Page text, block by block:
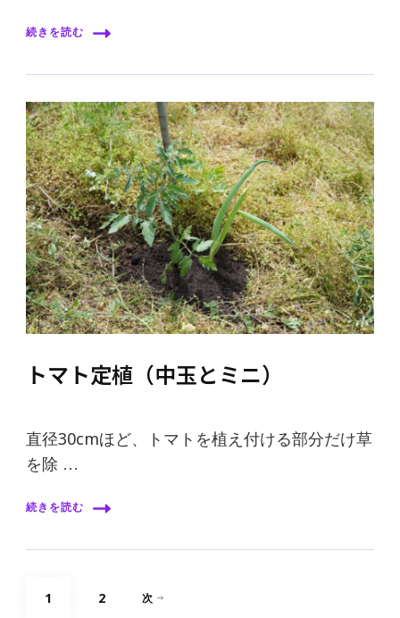
続きを読む
トマト定植（中玉とミニ）
直径30cmほど、トマトを植え付ける部分だけ草
を除 …
続きを読む
投
固
1 固
2 次